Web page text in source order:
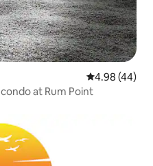
Calificación
4.98 (44)
at Rum Point